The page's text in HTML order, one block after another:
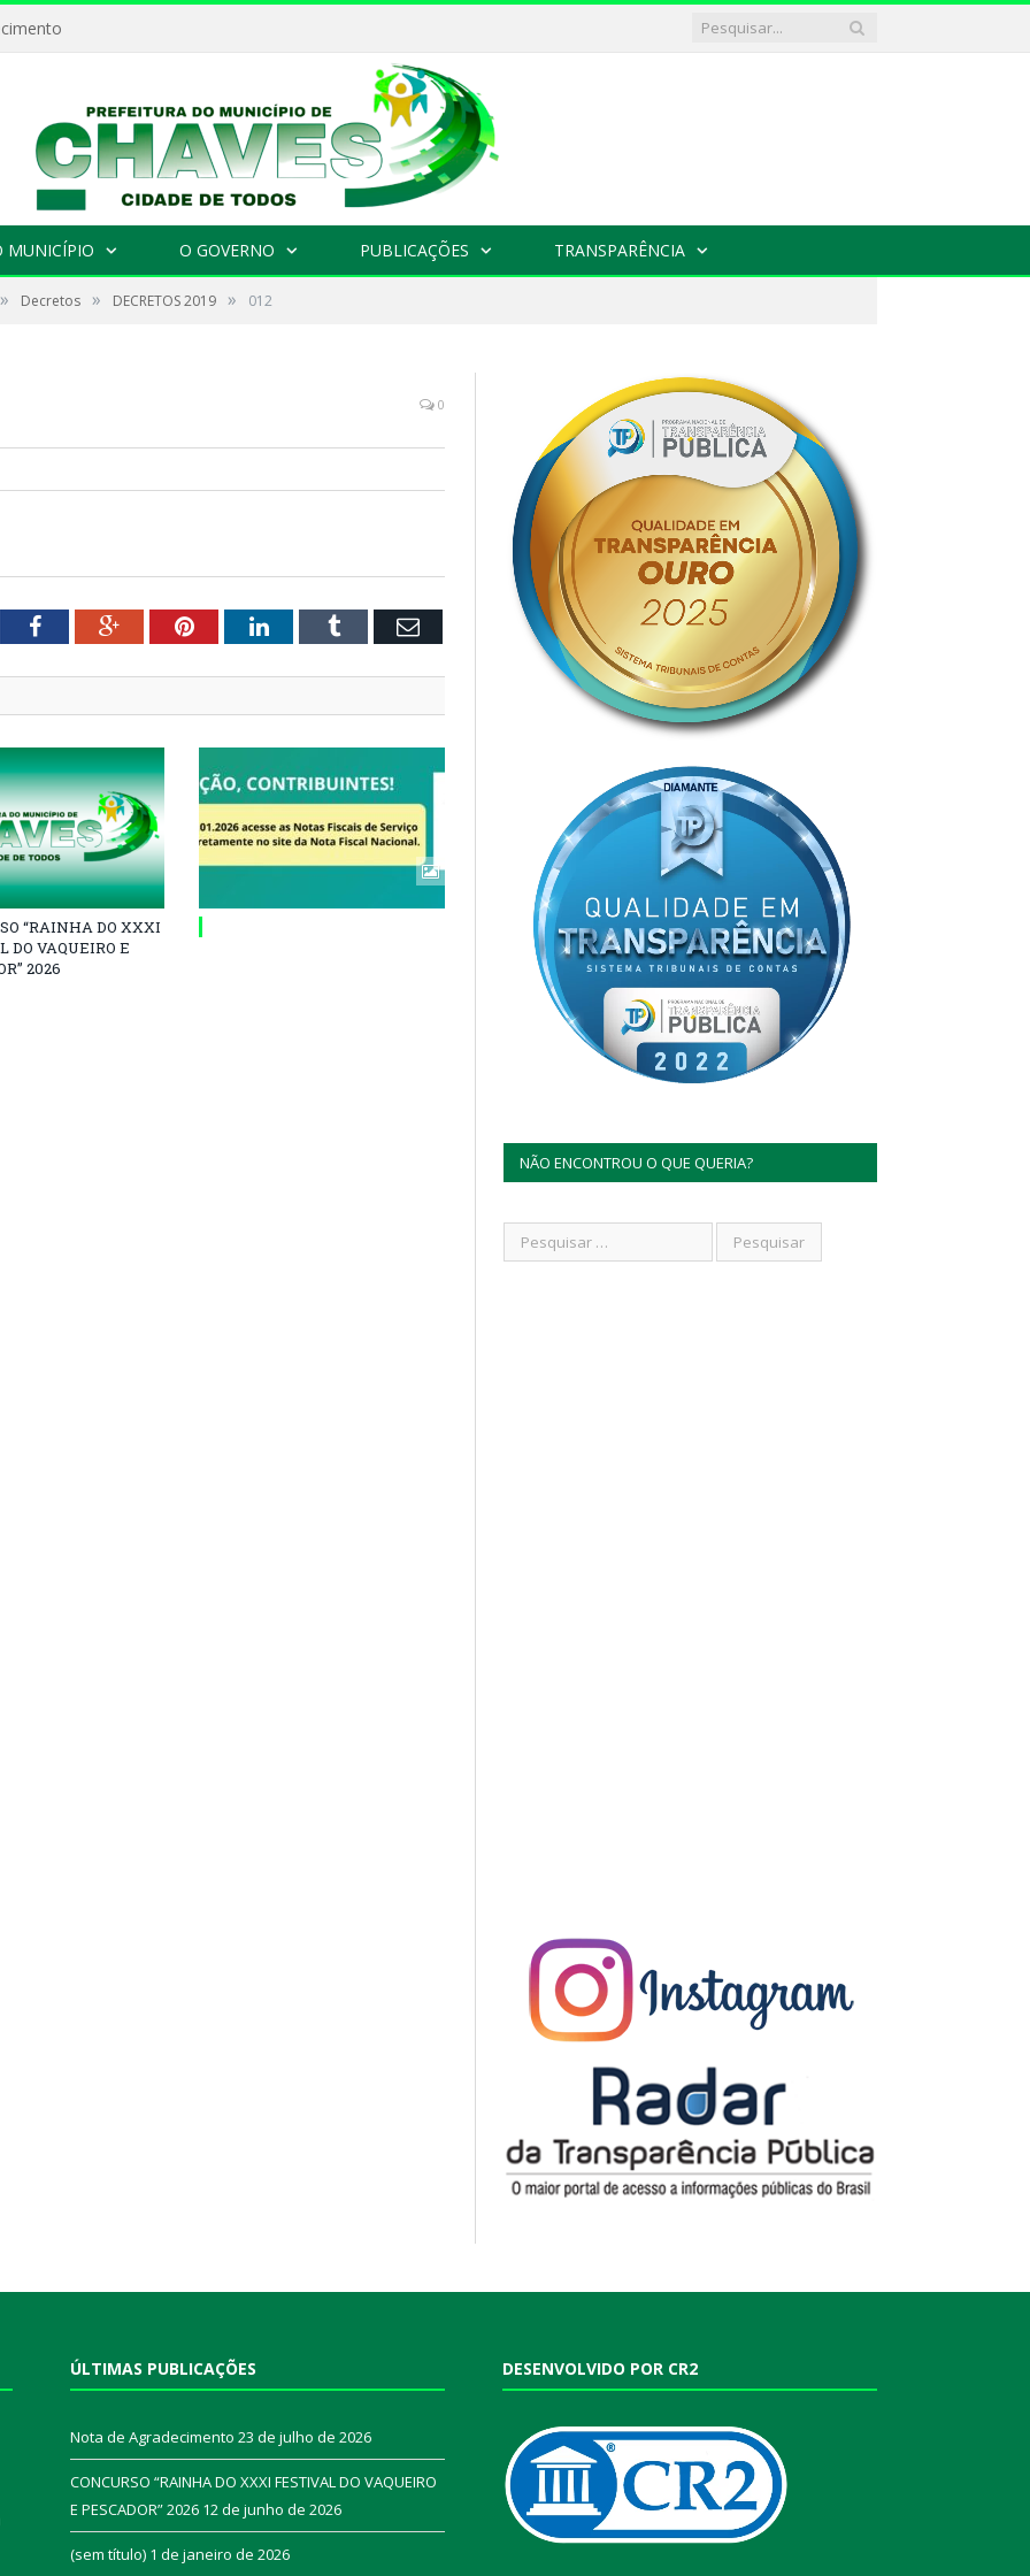
MUNICÍPIO O GOVERNO PUBLICAÇÕES TRANSPARÊNCIA
» Decretos » DECRETOS 2019 » 012
0
FacebookGoogle+PinterestLinkedInTumblr Email
“RAINHA DO XXXI
DO VAQUEIRO E
2026
NÃO ENCONTROU O QUE QUERIA?
ÚLTIMAS PUBLICAÇÕES
Nota de Agradecimento 23 de julho de 2026
CONCURSO “RAINHA DO XXXI FESTIVAL DO VAQUEIRO
E PESCADOR” 2026 12 de junho de 2026
(sem título) 1 de janeiro de 2026
DESENVOLVIDO POR CR2